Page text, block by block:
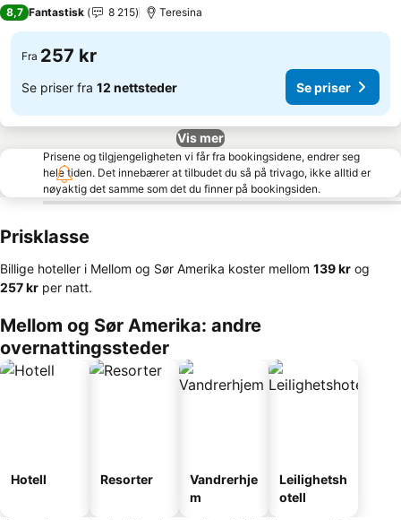
8,7 Fantastisk 8 215 Teresina
Fra 257 kr
Se priser fra 12 nettsteder Se priser
Vis mer
Prisene og tilgjengeligheten vi får fra bookingsidene, endrer seg
hele tiden. Det innebærer at tilbudet du så på trivago, ikke alltid er
nøyaktig det samme som det du finner på bookingsiden.
Prisklasse
Billige hoteller i Mellom og Sør Amerika koster mellom ‎139 kr og
‎257 kr per natt.
Mellom og Sør Amerika: andre
overnattingssteder
Hotell Resorter
Vandrerhje
m
Leilighetsh
otell